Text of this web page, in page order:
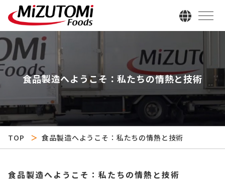
食品製造へようこそ：私たちの情熱と技術
TOP 食品製造へようこそ：私たちの情熱と技術
食品製造へようこそ：私たちの情熱と技術